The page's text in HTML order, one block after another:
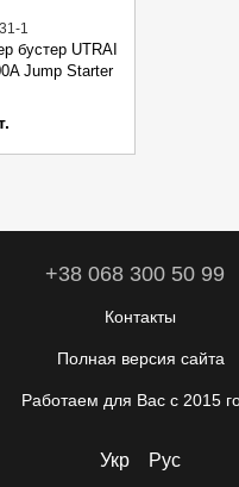
1
бустер UTRAI
Jump Starter
+38 068 300 50 99
Контакты
Полная версия сайта
Работаем для Вас с 2015
Укр Рус